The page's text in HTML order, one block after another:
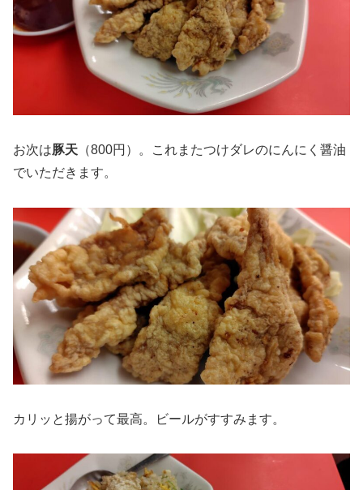
お次は豚天 （800円）。これまたつけダレのにんにく醤油
でいただきます。
カリッと揚がって最高。ビールがすすみます。